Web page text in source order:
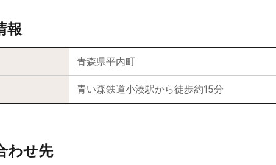
報
青森県平内町
青い森鉄道小湊駅から徒歩約15分
わせ先